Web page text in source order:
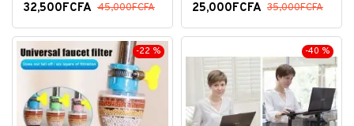
32,500FCFA 45,000FCFA 25,000FCFA 35,000FCFA
-22 % -40 %